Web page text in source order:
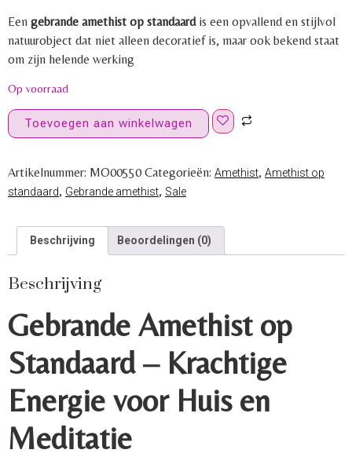
Een gebrande amethist op standaardis een opvallend en stijlvol
natuurobject dat niet alleen decoratief is, maar ook bekend staat
om zijn helende werking
Op voorraad
Toevoegen aan winkelwagen
Artikelnummer: MO00550 Categorieën: Amethist, Amethist op
standaard, Gebrande amethist, Sale
Beschrijving Beoordelingen (0)
Beschrijving
Gebrande Amethist op
Standaard – Krachtige
Energie voor Huis en
Meditatie